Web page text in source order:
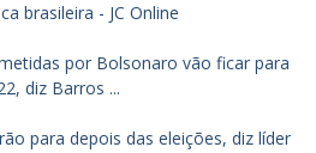
brasileira - JC Online
por Bolsonaro vão ficar para
diz Barros ...
para depois das eleições, diz líder